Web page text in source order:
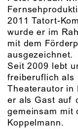
2011 Tatort-
wurde er im
mit dem
ausgezeichnet.
Seit 2009 lebt
freiberuflich als
Theaterautor in
er als Gast auf
gemeinsam mit
Koppelmann.